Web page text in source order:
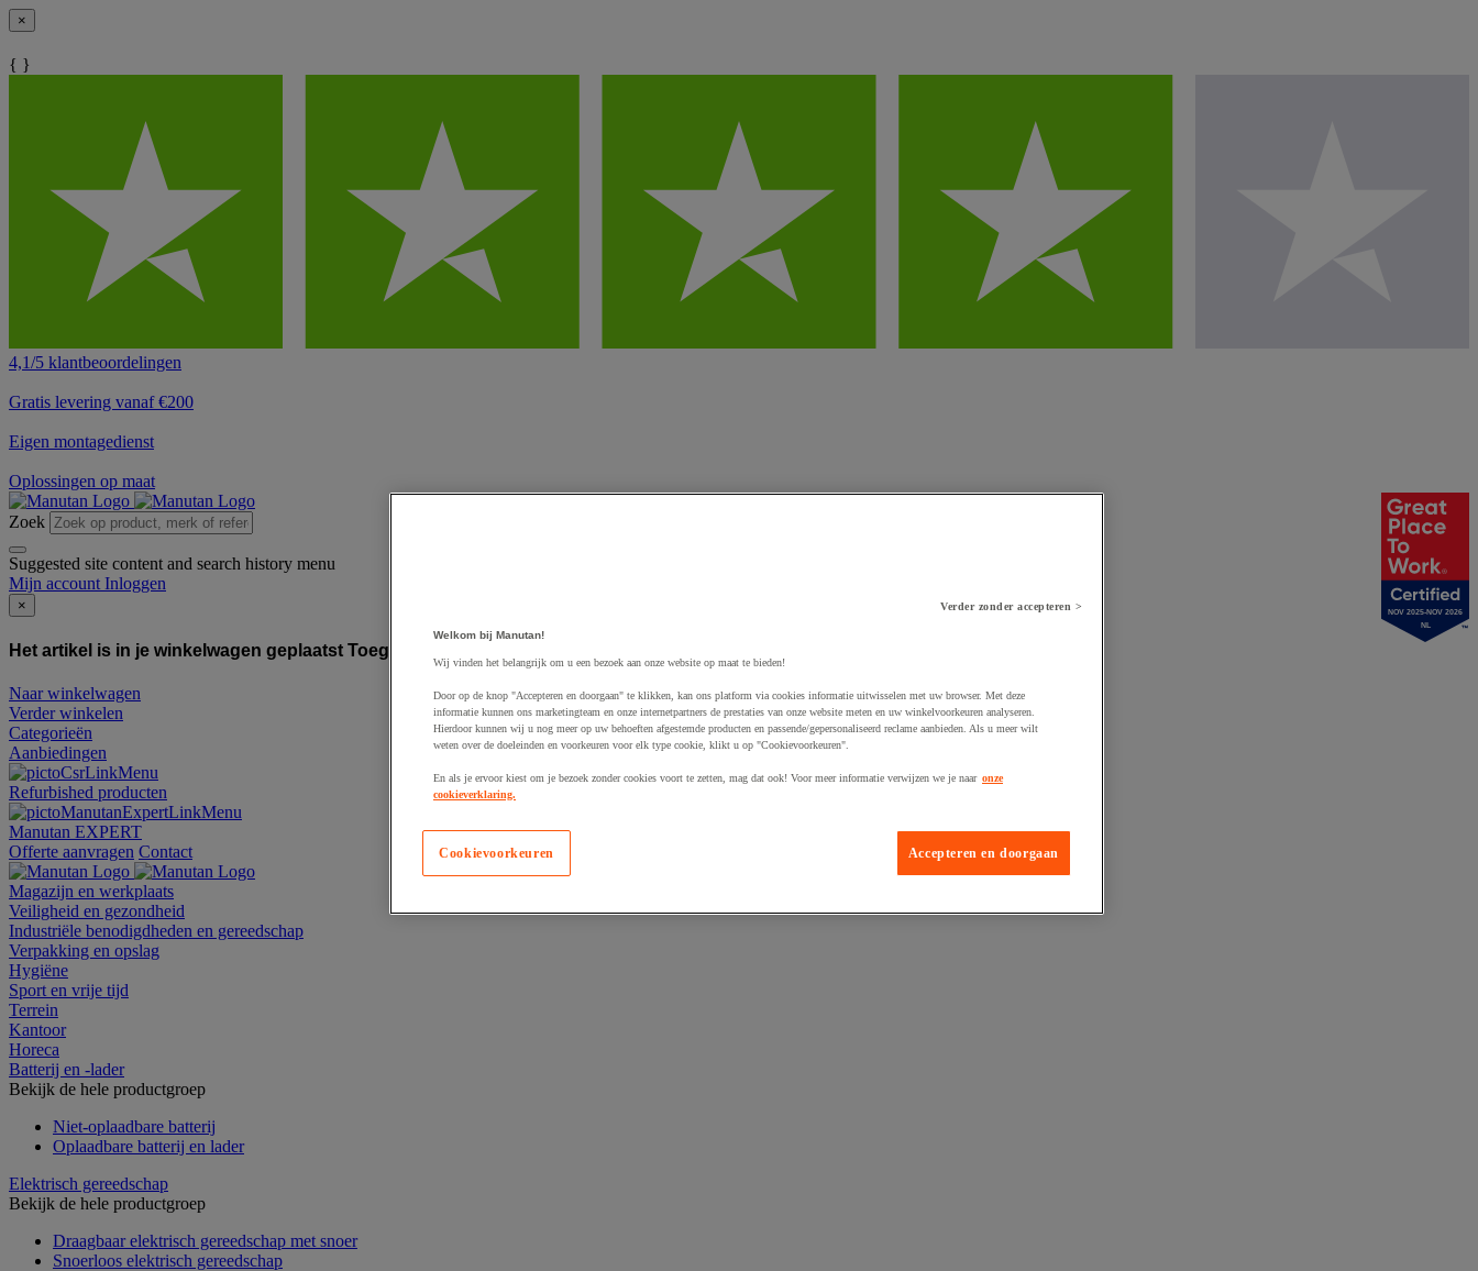
×
{ }
4,1/5 klantbeoordelingen
Gratis levering vanaf €200
Eigen montagedienst
Oplossingen op maat
Zoek
Suggested site content and search history menu
Mijn account Inloggen
×
Het artikel is in je winkelwagen geplaatst Toegevoegd aan winkelwagen
Naar winkelwagen
Verder winkelen
Categorieën
Aanbiedingen
Refurbished producten
Manutan EXPERT
Offerte aanvragen Contact
Magazijn en werkplaats
Veiligheid en gezondheid
Industriële benodigdheden en gereedschap
Verpakking en opslag
Hygiëne
Sport en vrije tijd
Terrein
Kantoor
Horeca
Batterij en -lader
Bekijk de hele productgroep
Niet-oplaadbare batterij
Oplaadbare batterij en lader
Elektrisch gereedschap
Bekijk de hele productgroep
Draagbaar elektrisch gereedschap met snoer
Snoerloos elektrisch gereedschap
NOV 2025-NOV 2026
NL
Verder zonder accepteren >
Welkom bij Manutan!
Wij vinden het belangrijk om u een bezoek aan onze website op maat te bieden!
Door op de knop "Accepteren en doorgaan" te klikken, kan ons platform via cookies informatie uitwisselen met uw browser. Met deze
informatie kunnen ons marketingteam en onze internetpartners de prestaties van onze website meten en uw winkelvoorkeuren analyseren.
Hierdoor kunnen wij u nog meer op uw behoeften afgestemde producten en passende/gepersonaliseerd reclame aanbieden. Als u meer wilt
weten over de doeleinden en voorkeuren voor elk type cookie, klikt u op "Cookievoorkeuren".
En als je ervoor kiest om je bezoek zonder cookies voort te zetten, mag dat ook! Voor meer informatie verwijzen we je naar onze
cookieverklaring.
Accepteren en doorgaan
Cookievoorkeuren